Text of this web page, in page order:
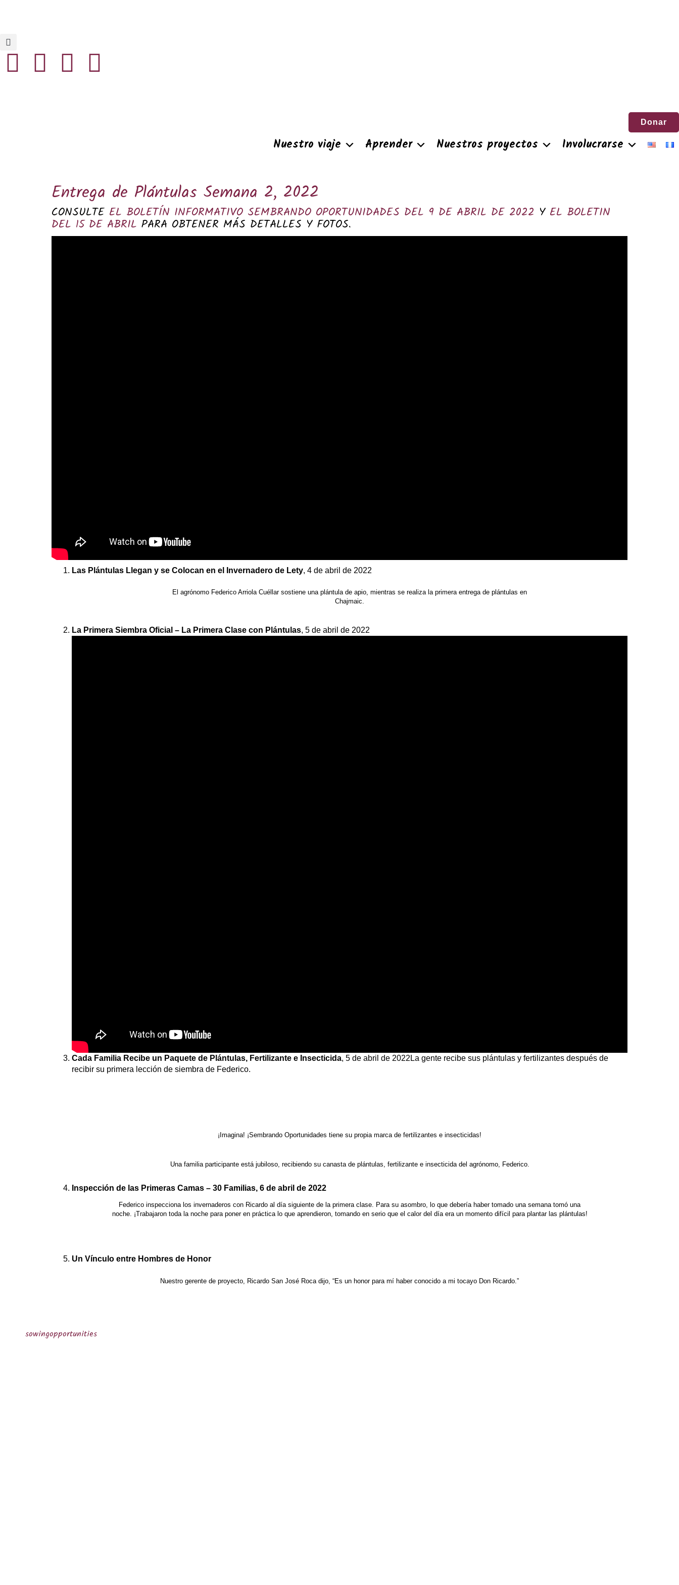
Donar
Nuestro viaje Aprender Nuestros proyectos Involucrarse
Entrega de Plántulas Semana 2, 2022
CONSULTE EL BOLETÍN INFORMATIVO SEMBRANDO OPORTUNIDADES DEL 9 DE ABRIL DE 2022 Y EL BOLETIN
DEL 15 DE ABRIL PARA OBTENER MÁS DETALLES Y FOTOS.
Las Plántulas Llegan y se Colocan en el Invernadero de Lety, 4 de abril de 2022
El agrónomo Federico Arriola Cuéllar sostiene una plántula de apio, mientras se realiza la primera entrega de plántulas en
Chajmaic.
La Primera Siembra Oficial – La Primera Clase con Plántulas, 5 de abril de 2022
Cada Familia Recibe un Paquete de Plántulas, Fertilizante e Insecticida, 5 de abril de 2022 La gente recibe sus plántulas y fertilizantes después de
recibir su primera lección de siembra de Federico.
¡Imagina! ¡Sembrando Oportunidades tiene su propia marca de fertilizantes e insecticidas!
Una familia participante está jubiloso, recibiendo su canasta de plántulas, fertilizante e insecticida del agrónomo, Federico.
Inspección de las Primeras Camas – 30 Familias, 6 de abril de 2022
Federico inspecciona los invernaderos con Ricardo al día siguiente de la primera clase. Para su asombro, lo que debería haber tomado una semana tomó una
noche. ¡Trabajaron toda la noche para poner en práctica lo que aprendieron, tomando en serio que el calor del día era un momento difícil para plantar las plántulas!
Un Vínculo entre Hombres de Honor
Nuestro gerente de proyecto, Ricardo San José Roca dijo, “Es un honor para mí haber conocido a mi tocayo Don Ricardo.”
sowingopportunities